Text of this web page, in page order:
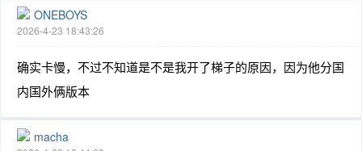
ONEBOYS
2026-4-23 18:43:26
确实卡慢，不过不知道是不是我开了梯子的原因，因为他分国
内国外俩版本
macha